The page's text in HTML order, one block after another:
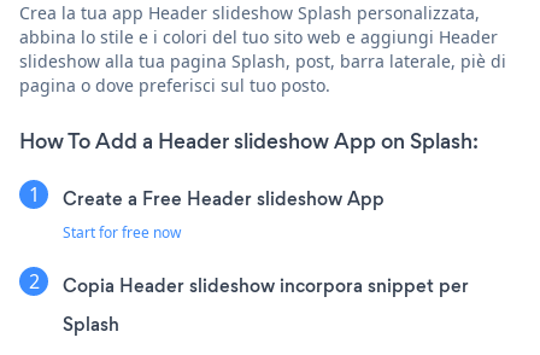
Crea la tua app Header slideshow Splash personalizzata,
abbina lo stile e i colori del tuo sito web e aggiungi Header
slideshow alla tua pagina Splash, post, barra laterale, piè di
pagina o dove preferisci sul tuo posto.
How To Add a Header slideshow App on Splash:
Create a Free Header slideshow App
Start for free now
Copia Header slideshow incorpora snippet per
Splash